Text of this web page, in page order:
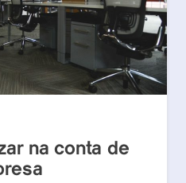
na conta de